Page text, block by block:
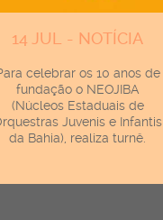
14 JUL - NOTÍCIA
celebrar os 10 anos de
fundação o NEOJIBA
(Núcleos Estaduais de
Juvenis e Infantis
da Bahia), realiza turnê.